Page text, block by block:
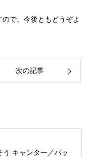
で、今後ともどうぞよ
次の記事
う キャンター／パッ